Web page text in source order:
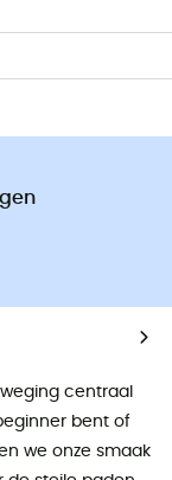
centraal
bent of
we onze smaak